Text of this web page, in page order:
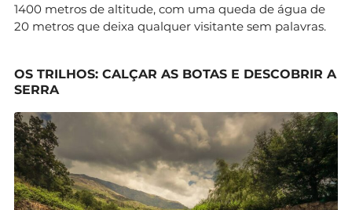
1400 metros de altitude, com uma queda de água de
20 metros que deixa qualquer visitante sem palavras.
OS TRILHOS: CALÇAR AS BOTAS E DESCOBRIR A
SERRA